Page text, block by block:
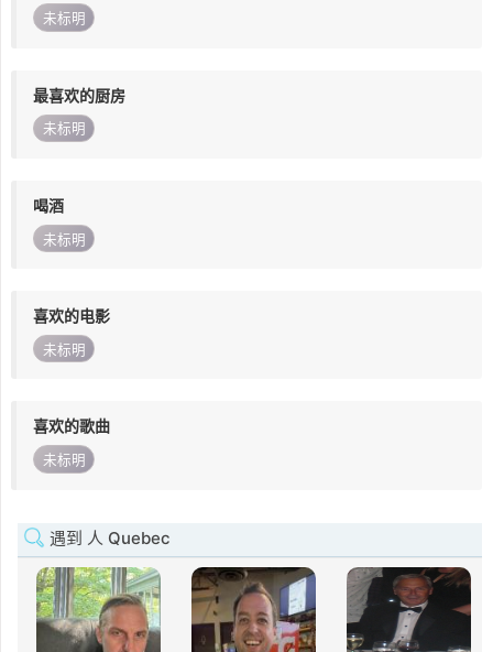
未标明
最喜欢的厨房
未标明
喝酒
未标明
喜欢的电影
未标明
喜欢的歌曲
未标明
遇到 人 Quebec